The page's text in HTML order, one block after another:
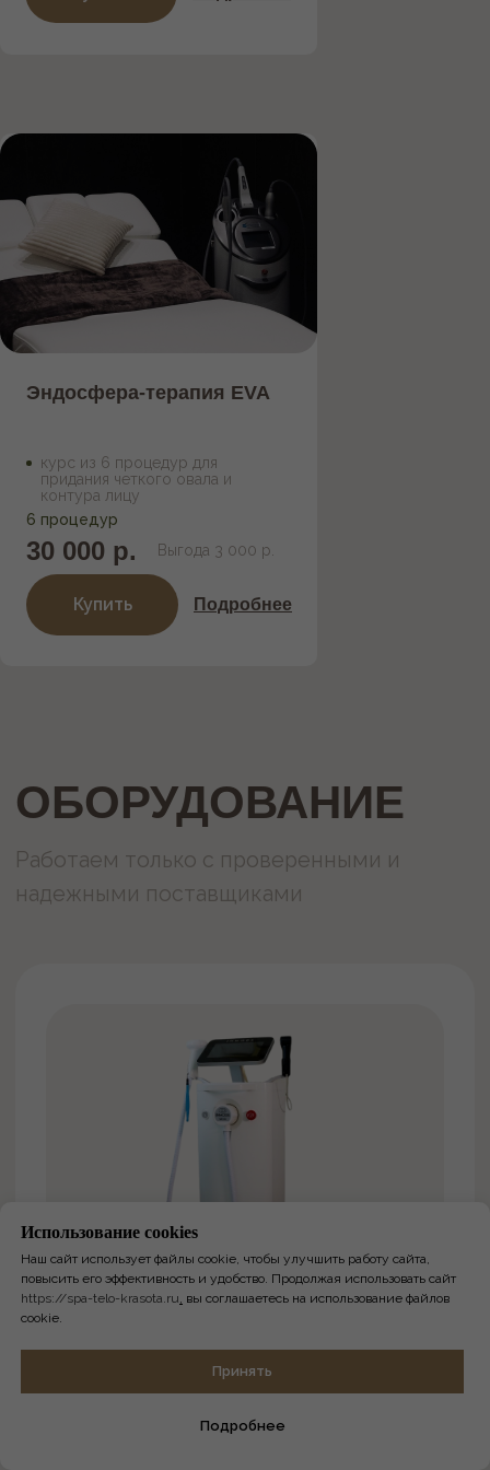
Использование сookies
Наш сайт использует файлы cookie, чтобы улучшить работу сайта,
повысить его эффективность и удобство. Продолжая использовать сайт
https://spa-telo-krasota.ru, вы соглашаетесь на использование файлов
cookie.
Принять
Подробнее
Подробнее
30 000 р.
Эндосфера-терапия EVA
курс из 6 процедур для
придания четкого овала и
контура лицу
Выгода 3 000 р.
6 процедур
Купить
стоимость одной процедуры 5 500 р.
Услуги и цены
Акции
Оборудование
Контакты
запись